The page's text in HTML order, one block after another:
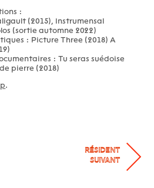
:
(2015), Instrumensal
(sortie automne 2022)
: Picture Three (2018) A
: Tu seras suédoise
pierre (2018)
.
RÉSIDENT
SUIVANT